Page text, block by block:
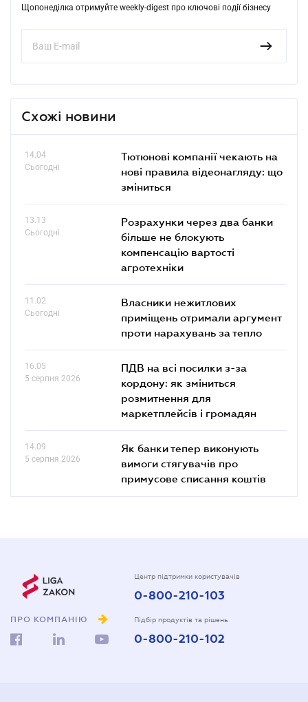
Щопонеділка отримуйте weekly-digest про ключові події бізнесу
Схожі новини
14.04
Сьогодні
Тютюнові компанії чекають на
нові правила відеонагляду: що
зміниться
13.13
Сьогодні
Розрахунки через два банки
більше не блокують
компенсацію вартості
агротехніки
11.02
Сьогодні
Власники нежитлових
приміщень отримали аргумент
проти нарахувань за тепло
16.05
5 серпня 2026
ПДВ на всі посилки з-за
кордону: як зміниться
розмитнення для
маркетплейсів і громадян
14.09
5 серпня 2026
Як банки тепер виконують
вимоги стягувачів про
примусове списання коштів
ПРО КОМПАНІЮ
Центр підтримки користувачів
0-800-210-103
Підбір продуктів та рішень
0-800-210-102